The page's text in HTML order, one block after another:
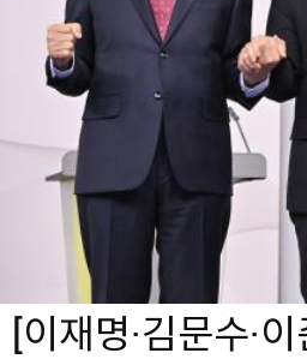
[이재명·김문수·